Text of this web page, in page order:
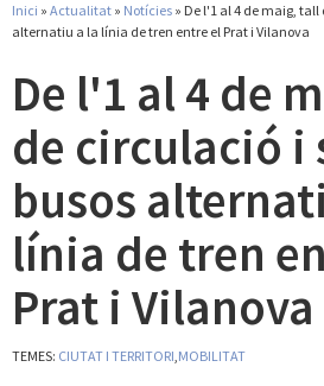
Esteu aquí
Inici » Actualitat » Notícies » De l'1 al 4 de maig,
alternatiu a la línia de tren entre el Prat i Vilanova
De l'1 al 4 de
de circulació i
busos
línia de tren
Prat i Vilanova
TEMES: CIUTAT I TERRITORI,MOBILITAT